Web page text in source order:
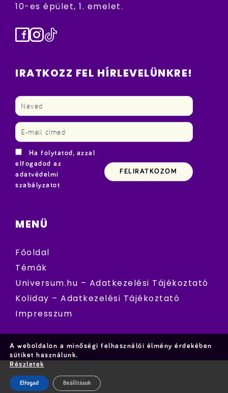
10-es épület, 1. emelet.
Facebook
Instagram
TikTok
IRATKOZZ FEL HÍRLEVELÜNKRE!
Ha folytatod, azzal
elfogadod az
adatvédelmi
szabályzatot
MENÜ
Főoldal
Témák
Universum.hu – Adatkezelési Tájékoztató
Koliday – Adatkezelési Tájékoztató
Impresszum
A weboldalon a minőségi felhasználói élmény érdekében
sütiket használunk.
Részletek
Elfogad Beállítások